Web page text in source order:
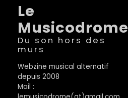
Le
Musicodrome
Du son hors des
murs
Webzine musical alternatif
depuis 2008
Mail :